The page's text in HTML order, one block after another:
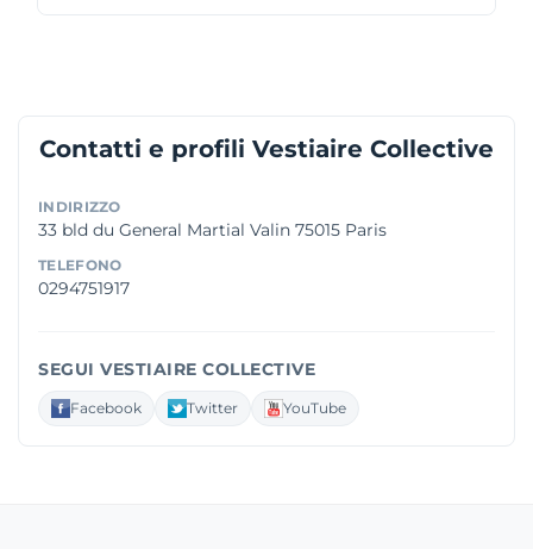
Contatti e profili Vestiaire Collective
INDIRIZZO
33 bld du General Martial Valin 75015 Paris
TELEFONO
0294751917
SEGUI VESTIAIRE COLLECTIVE
Facebook Twitter YouTube